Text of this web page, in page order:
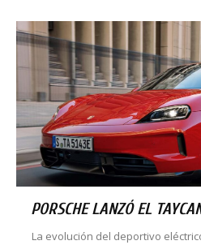
PORSCHE LANZÓ EL
La evolución del deportivo